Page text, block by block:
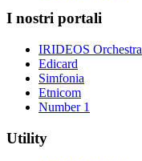
I nostri portali
IRIDEOS Orchestra
Edicard
Simfonia
Etnicom
Number 1
Utility